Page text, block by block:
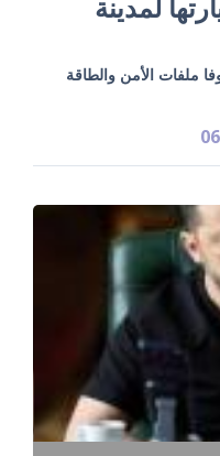
ملفات الأمن والطاقة